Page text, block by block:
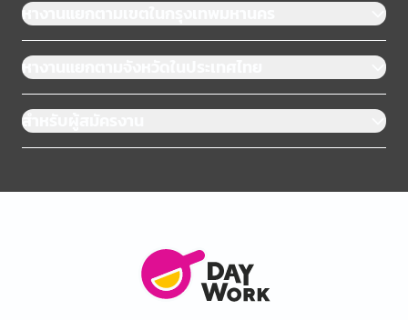
หางานแยกตามเขตในกรุงเทพมหานคร
หางานแยกตามจังหวัดในประเทศไทย
สำหรับผู้สมัครงาน